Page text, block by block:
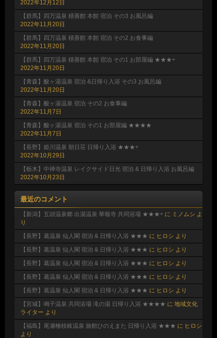
2022年12月12日
【群馬】四万温泉 積善館 本館 宿泊 その3 お風呂編
2022年11月20日
【群馬】四万温泉 積善館 本館 宿泊 その2 お食事編
2022年11月20日
【群馬】四万温泉 積善館 本館 宿泊 その1 お部屋編 ★★★+
2022年11月20日
【青森】酸ヶ湯温泉 宿泊 &日帰り入浴 その3 お風呂編
2022年11月20日
【青森】酸ヶ湯温泉 宿泊 その2 お食事編
2022年11月7日
【青森】酸ヶ湯温泉 宿泊 その1 お部屋編 ★★★★
2022年11月7日
【長野】姫川温泉 朝日荘 日帰り入浴 ★★★+
2022年10月29日
【栃木】中禅寺温泉 レイクサイド日光 宿泊 & 日帰り入浴 お風呂編
2022年10月23日
最近のコメント
【新潟】五頭温泉郷 出湯温泉 華報寺 共同浴場 ★★★+ に ミノムシ よ
り
【長野】葛温泉 仙人閣 宿泊 & 日帰り入浴 ★★★ に ヒロシ より
【長野】葛温泉 仙人閣 宿泊 & 日帰り入浴 ★★★ に ヒロシ より
【長野】葛温泉 仙人閣 宿泊 & 日帰り入浴 ★★★ に ヒロシ より
【長野】葛温泉 仙人閣 宿泊 & 日帰り入浴 ★★★ に ヒロシ より
【長野】葛温泉 仙人閣 宿泊 & 日帰り入浴 ★★★ に ヒロシ より
【宮城】鳴子温泉 共同浴場 滝の湯 日帰り入浴 ★★★★ に 地域文化
ライター より
【福島】尾瀬檜枝岐温泉 旅館ひのえまた 日帰り入浴 ★★★ に ヒロシ
より